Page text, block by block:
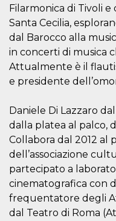
Filarmonica di Tivoli
Santa Cecilia,
dal Barocco alla
in concerti di musica
Attualmente è il
e presidente
Daniele Di Lazzaro
dalla platea al palco,
Collabora dal 2012 al
dell’associazione
partecipato a
cinematografica con
frequentatore degli
dal Teatro di Roma
m
CookieScriptConsent